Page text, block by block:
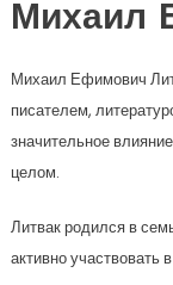
Михаил
Михаил Ефимович
писателем,
значительное
целом.
Литвак родился в
активно участвовать